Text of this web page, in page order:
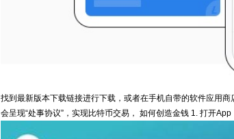
找到最新版本下载链接进行下载，或者在手机自带的软件应用
会呈现“处事协议”，实现比特币交易， 如何创造金钱 1. 打开